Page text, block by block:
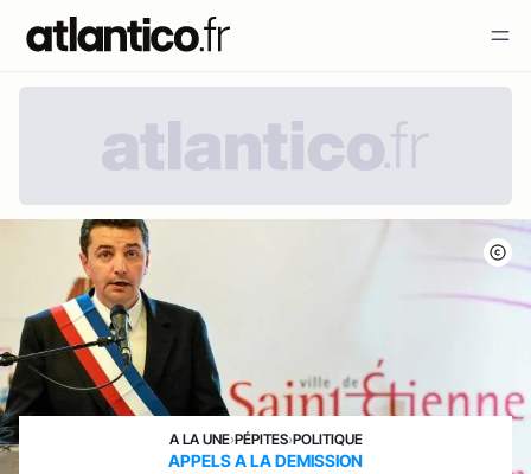
A LA UNE›PÉPITES›POLITIQUE
APPELS A LA DEMISSION